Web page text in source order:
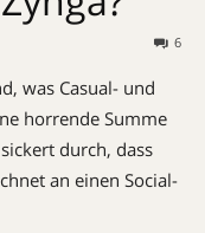
6
was Casual- und
horrende Summe
durch, dass
an einen Social-